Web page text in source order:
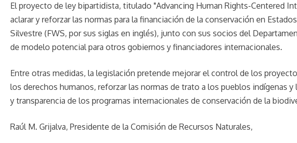
El proyecto de ley bipartidista, titulado "Advancing Human Rights-Centered
aclarar y reforzar las normas para la financiación de la conservación en
Silvestre (FWS, por sus siglas en inglés), junto con sus socios del
de modelo potencial para otros gobiernos y financiadores internacionales.
Entre otras medidas, la legislación pretende mejorar el control de los
los derechos humanos, reforzar las normas de trato a los pueblos indígenas
y transparencia de los programas internacionales de conservación de la
Raúl M. Grijalva, Presidente de la Comisión de Recursos Naturales,